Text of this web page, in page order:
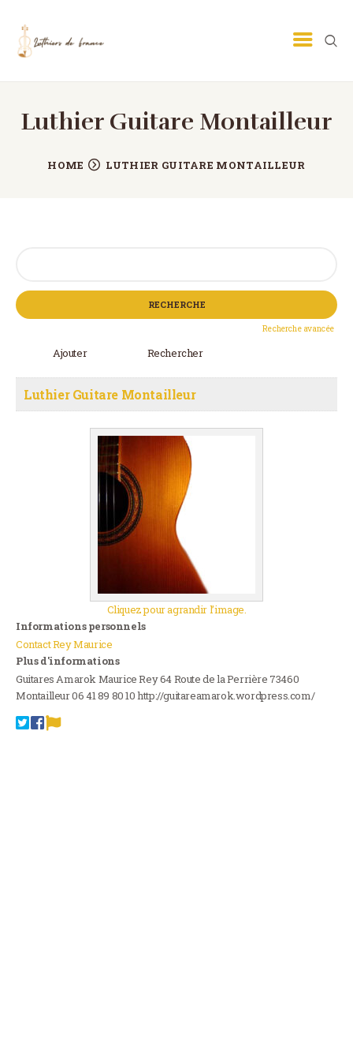
Luthier Guitare Montailleur
HOME LUTHIER GUITARE MONTAILLEUR
LUTHIER GUITARE
LUTHIER VIOLON
Recherche avancée
Ajouter Rechercher
Luthier Guitare Montailleur
Cliquez pour agrandir l’image.
Informations personnels
Contact Rey Maurice
Plus d'informations
Guitares Amarok Maurice Rey 64 Route de la Perrière 73460
Montailleur 06 41 89 80 10 http://guitareamarok.wordpress.com/